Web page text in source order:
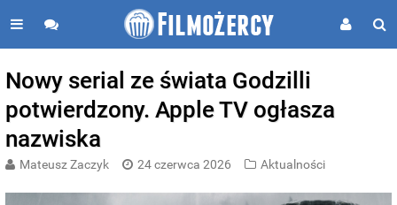
Nowy serial ze świata Godzilli
potwierdzony. Apple TV ogłasza
nazwiska
Mateusz Zaczyk 24 czerwca 2026 Aktualności